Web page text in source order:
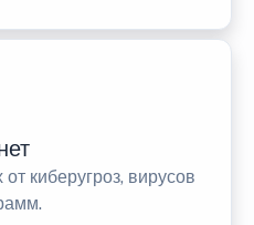
киберугроз, вирусов